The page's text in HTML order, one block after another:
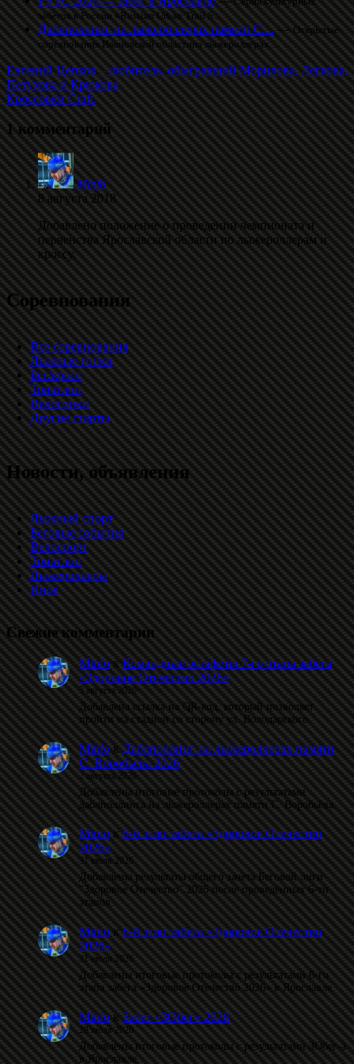
забегов в России «Russian Urban Trail S...
Даблполлинг на лыжероллерах памяти С....—Открытые
соревнования Ивановской областина лыжероллерах....
Евгений Цепков – любитель, обыгравший Морилова, Легкова,
Петухова и Крюкова
Кроссовки Craft.
1 комментарий
Minfo
8 августа 2018
Добавлено положение о проведении чемпионата и
первенства Ярославской области по лыжероллерам и
кроссу.
Соревнования
Все соревнования
Лыжные гонки
Бег/кросс
Триатлон
Велогонки
Другие старты
Новости, объявления
Лыжный спорт
Беговые события
Велоспорт
Триатлон
Лыжероллеры
Иное
Свежие комментарии
MinfoкКомандные эстафеты 7-го этапа забега
«Здоровое Отечество 2026»
5 августа 2026
Добавлена ссылка на QR-код, который позволяет
пройти на стадион со сторону ул. Володарского.
MinfoкДаблполлинг на лыжероллерах памяти
С. Воробьёва 2026
2 августа 2026
Добавлены итоговые протоколы с результатами
даблполлинга на лыжероллерах памяти С. Воробьёва.
Minfoк6-й этап забега «Здоровое Отечество
2026»
31 июля 2026
Добавлены результаты общего зачета Беговой лиги
"Здоровое Отечество" 2026 после проведённых 6-ти
этапов.
Minfoк6-й этап забега «Здоровое Отечество
2026»
31 июля 2026
Добавлены итоговые протоколы с результатами 6-го
этапа забега «Здоровое Отечество 2026» в Ярославле.
MinfoкЗабег «ЗОбег» 2026
28 июля 2026
Добавлены итоговые протоколы с результатами ЗОбег-а
в Ярославле.